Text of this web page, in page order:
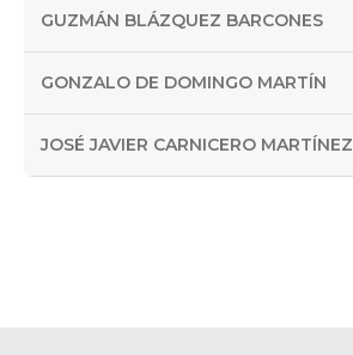
GUZMÁN BLÁZQUEZ BARCONES
GONZALO DE DOMINGO MARTÍN
JOSÉ JAVIER CARNICERO MARTÍNEZ